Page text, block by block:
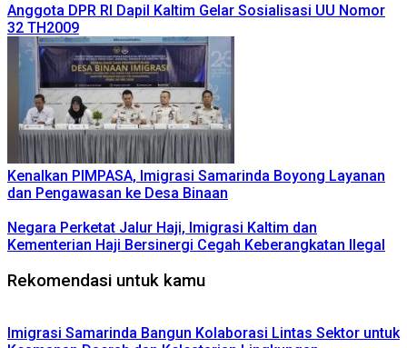
Anggota DPR RI Dapil Kaltim Gelar Sosialisasi UU Nomor
32 TH2009
Kenalkan PIMPASA, Imigrasi Samarinda Boyong Layanan
dan Pengawasan ke Desa Binaan
Negara Perketat Jalur Haji, Imigrasi Kaltim dan
Kementerian Haji Bersinergi Cegah Keberangkatan Ilegal
Rekomendasi untuk kamu
Imigrasi Samarinda Bangun Kolaborasi Lintas Sektor untuk